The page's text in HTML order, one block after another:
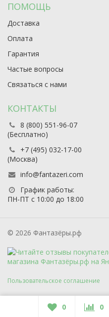
ПОМОЩЬ
Доставка
Оплата
Гарантия
Частые вопросы
Связаться с нами
КОНТАКТЫ
8 (800) 551-96-07
(Бесплатно)
+7 (495) 032-17-00
(Москва)
info@fantazeri.com
График работы:
ПН-ПТ с 10:00 до 18:00
© 2026 Фантазёры.рф
Пользовательское соглашение
0 0